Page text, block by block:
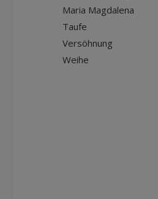
Maria Magdalena
Taufe
Versöhnung
Weihe